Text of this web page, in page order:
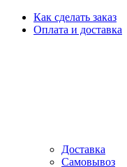
Как сделать заказ
Оплата и доставка
Доставка
Самовывоз